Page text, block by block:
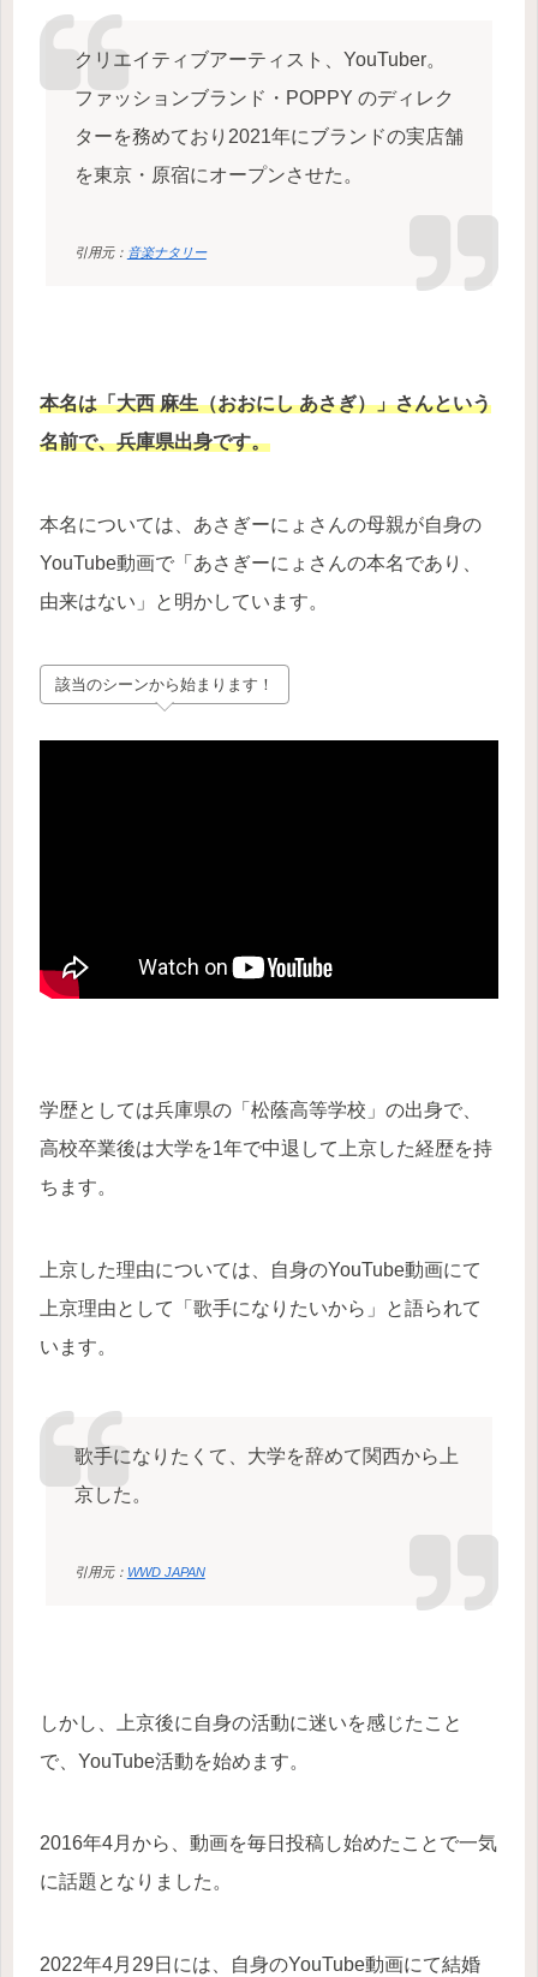
クリエイティブアーティスト、YouTuber。
ファッションブランド・POPPY のディレク
ターを務めており2021年にブランドの実店舗
を東京・原宿にオープンさせた。
引用元： 音楽ナタリー
本名は「大西 麻生（おおにし あさぎ）」さんという
名前で、兵庫県出身です。
本名については、あさぎーにょさんの母親が自身の
YouTube動画で「あさぎーにょさんの本名であり、
由来はない」と明かしています。
該当のシーンから始まります！
学歴としては兵庫県の「松蔭高等学校」の出身で、
高校卒業後は大学を1年で中退して上京した経歴を持
ちます。
上京した理由については、自身のYouTube動画にて
上京理由として「歌手になりたいから」と語られて
います。
歌手になりたくて、大学を辞めて関西から上
京した。
引用元： WWD JAPAN
しかし、上京後に自身の活動に迷いを感じたこと
で、YouTube活動を始めます。
2016年4月から、動画を毎日投稿し始めたことで一気
に話題となりました。
2022年4月29日には、自身のYouTube動画にて結婚